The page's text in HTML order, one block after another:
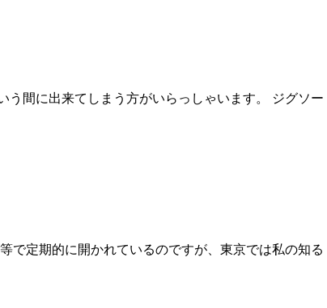
間に出来てしまう方がいらっしゃいます。 ジグソー
で定期的に開かれているのですが、東京では私の知る